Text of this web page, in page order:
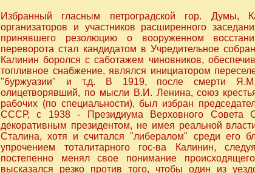
Избранный гласным петроградской гор. Думы,
организаторов и участников расширенного
принявшего резолюцию о вооруженном
переворота стал кандидатом в Учредительное
Калинин боролся с саботажем чиновников,
топливное снабжение, являлся инициатором
"буржуазии" и т.д. В 1919, после смерти Я.М.
олицетворявший, по мысли В.И. Ленина, союз
рабочих (по специальности), был избран
СССР, с 1938 - Президиума Верховного Совета
декоративным президентом, не имея реальной
Сталина, хотя и считался "либералом" среди его
упрочением тоталитарного гос-ва Калинин,
постепенно менял свое понимание
высказался резко против того, чтобы один из